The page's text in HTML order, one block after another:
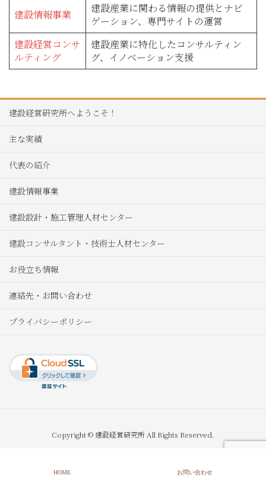
建設情報事業
建設産業に関わる情報の提供とナビ
ゲーション、専門サイトの運営
建設経営コンサ
ルティング
建設産業に特化したコンサルティン
グ、イノベーション支援
建設経営研究所へようこそ！
主な実績
代表の紹介
建設情報事業
建設設計・施工管理人材センター
建設コンサルタント・技術士人材センター
お役立ち情報
連絡先・お問い合わせ
プライバシーポリシー
Copyright © 建設経営研究所 All Rights Reserved.
HOME お問い合わせ